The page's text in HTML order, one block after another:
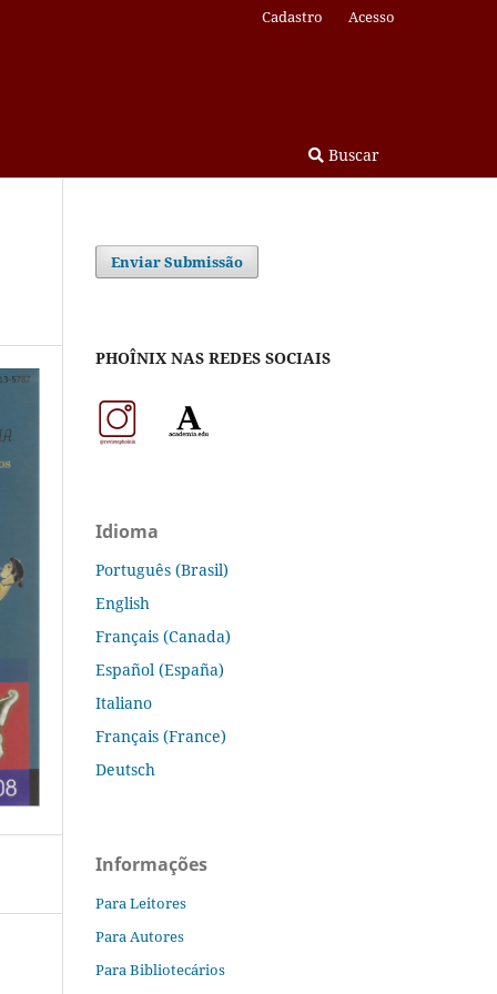
Buscar
Cadastro Acesso
Enviar Submissão
PHOÎNIX NAS REDES SOCIAIS
Idioma
Português (Brasil)
English
Français (Canada)
Español (España)
Italiano
Français (France)
Deutsch
Informações
Para Leitores
Para Autores
Para Bibliotecários